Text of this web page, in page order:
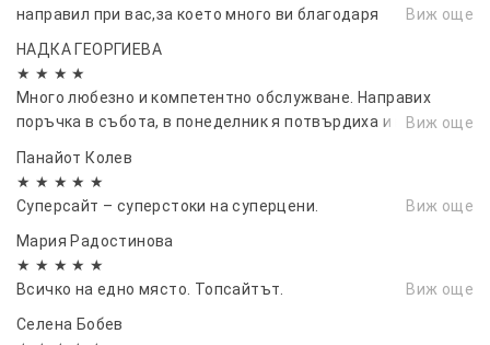
направил при вас,за което много ви благодаря
Виж още
НАДКА ГЕОРГИЕВА
★ ★ ★ ★
Много любезно и компетентно обслужване. Направих
поръчка в събота, в понеделник я потвърдиха и въвВиж още
Панайот Колев
★ ★ ★ ★ ★
Суперсайт – суперстоки на суперцени.
Виж още
Мария Радостинова
★ ★ ★ ★ ★
Всичко на едно място. Топсайтът.
Виж още
Селена Бобев